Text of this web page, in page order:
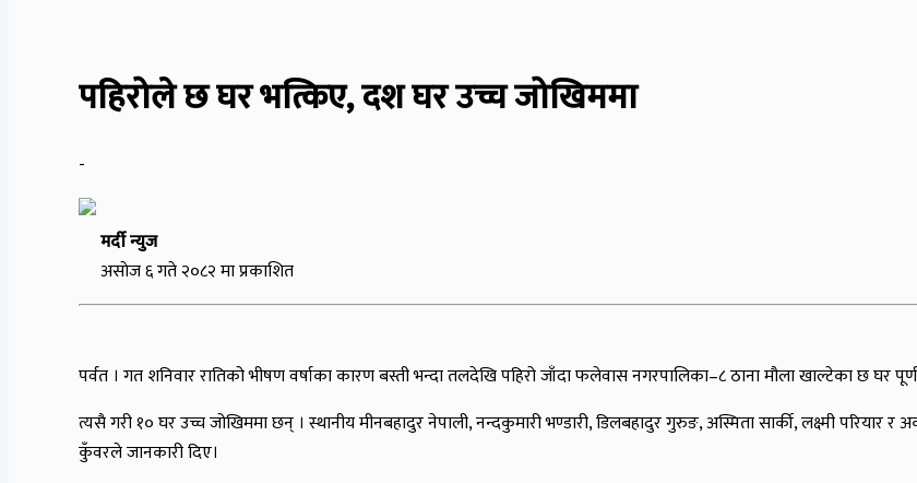
पहिरोले छ घर भत्किए, दश घर उच्च जोखिममा
-
मर्दी न्युज
असाेज ६ गते २०८२ मा प्रकाशित
पर्वत । गत शनिवार रातिको भीषण वर्षाका कारण बस्ती भन्दा तलदेखि पहिरो जाँदा फलेवास नगरपालिका–८ ठाना मौला खाल्टेका छ घर
त्यसै गरी १० घर उच्च जोखिममा छन् । स्थानीय मीनबहादुर नेपाली, नन्दकुमारी भण्डारी, डिलबहादुर गुरुङ, अस्मिता सार्की, लक्ष्मी परियार
कुँवरले जानकारी दिए।